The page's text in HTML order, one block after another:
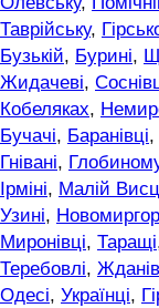
Таврійську,
Бузькій, Бурині,
Жидачеві,
Кобеляках,
Бучачі, Баранівці,
Гнівані,
Ірміні, Малій
Узині,
Миронівці, Таращі
Теребовлі,
Одесі, Українці,